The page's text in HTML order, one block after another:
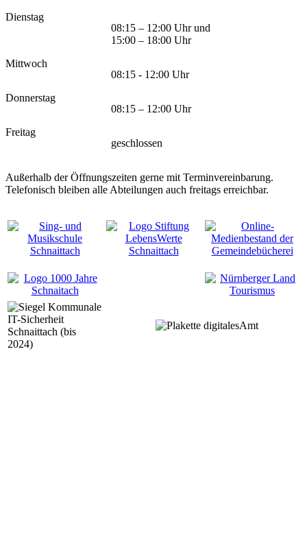
Dienstag
08:15 – 12:00 Uhr und
15:00 – 18:00 Uhr
Mittwoch
08:15 - 12:00 Uhr
Donnerstag
08:15 – 12:00 Uhr
Freitag
geschlossen
Außerhalb der Öffnungszeiten gerne mit Terminvereinbarung.
Telefonisch bleiben alle Abteilungen auch freitags erreichbar.